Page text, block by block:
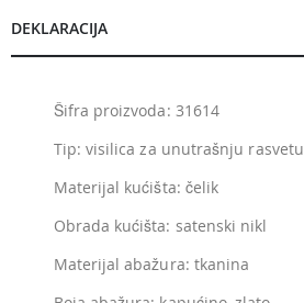
DEKLARACIJA
Šifra proizvoda: 31614
Tip: visilica za unutrašnju rasvetu
Materijal kućišta: čelik
Obrada kućišta: satenski nikl
Materijal abažura: tkanina